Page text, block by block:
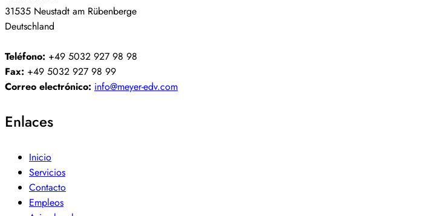
31535 Neustadt am Rübenberge
Deutschland
Teléfono: +49 5032 927 98 98
Fax: +49 5032 927 98 99
Correo electrónico: info@meyer-edv.com
Enlaces
Inicio
Servicios
Contacto
Empleos